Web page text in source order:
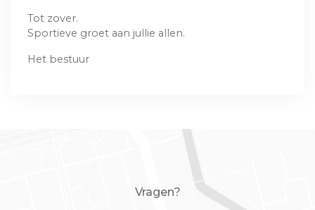
Tot zover.
Sportieve groet aan jullie allen.
Het bestuur
Vragen?